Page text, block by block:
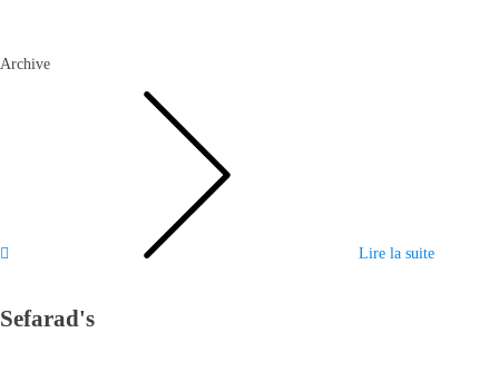
Archive
Lire la suite
Sefarad's